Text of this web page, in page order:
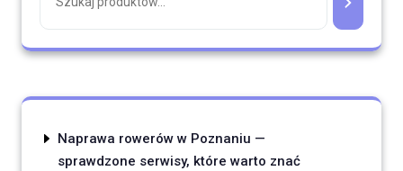
Naprawa rowerów w Poznaniu —
sprawdzone serwisy, które warto znać